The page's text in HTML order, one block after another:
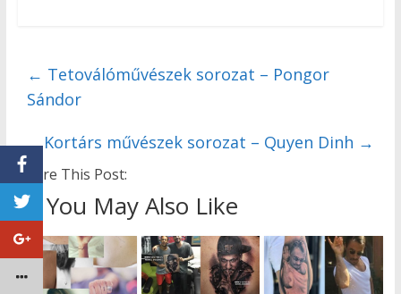
← Tetoválóművészek sorozat – Pongor
Sándor
Kortárs művészek sorozat – Quyen Dinh →
Share This Post:
You May Also Like